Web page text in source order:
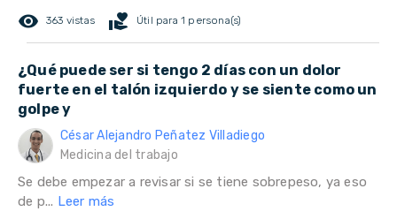
remove_red_eye 363 vistas volunteer_activism Útil para 1 persona(s)
¿Qué puede ser si tengo 2 días con un dolor
fuerte en el talón izquierdo y se siente como un
golpe y
César Alejandro Peñatez Villadiego
Medicina del trabajo
Se debe empezar a revisar si se tiene sobrepeso, ya eso
de p... Leer más